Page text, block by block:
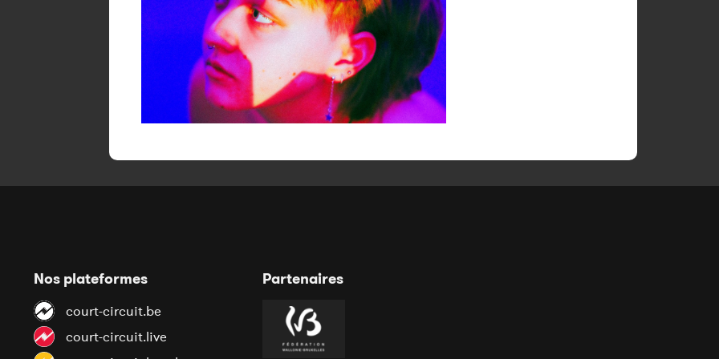
Nos plateformes
court-circuit.be
court-circuit.live
Partenaires